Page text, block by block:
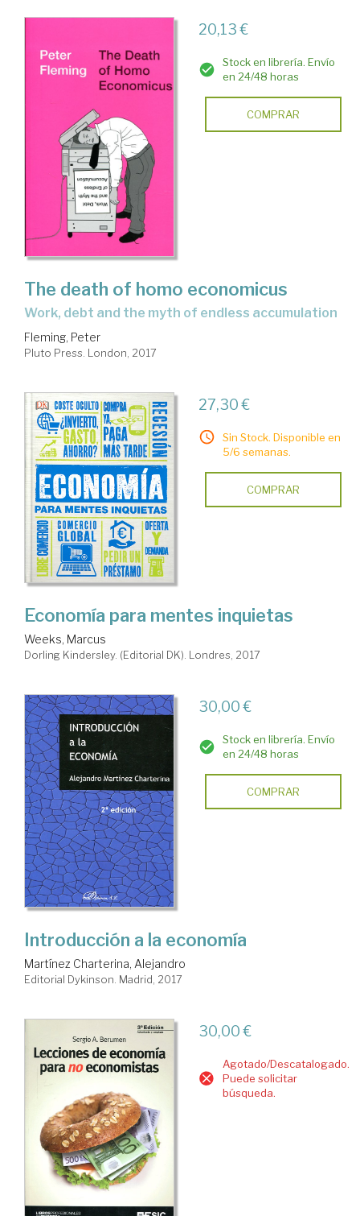
20,13 €
Stock en librería. Envío
en 24/48 horas
COMPRAR
The death of homo economicus
work, debt and the myth of endless accumulation
Fleming, Peter
Pluto Press. London, 2017
27,30 €
Sin Stock. Disponible en
5/6 semanas.
COMPRAR
Economía para mentes inquietas
Weeks, Marcus
Dorling Kindersley. (Editorial DK). Londres, 2017
30,00 €
Stock en librería. Envío
en 24/48 horas
COMPRAR
Introducción a la economía
Martínez Charterina, Alejandro
Editorial Dykinson. Madrid, 2017
30,00 €
Agotado/Descatalogado.
Puede solicitar
búsqueda.